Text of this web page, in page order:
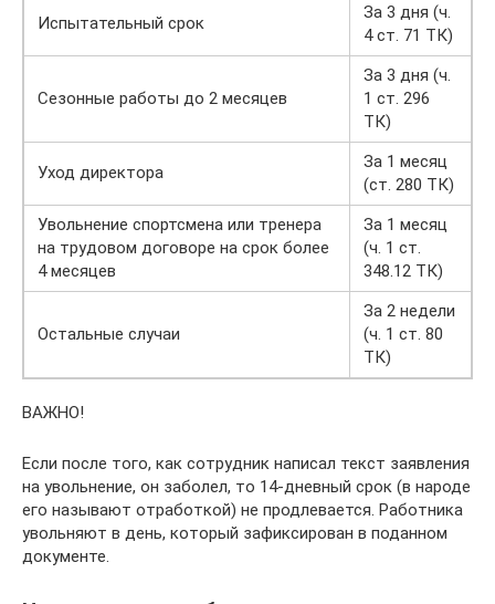
Испытательный срок
За 3 дня (ч.
4 ст. 71 ТК)
Сезонные работы до 2 месяцев
За 3 дня (ч.
1 ст. 296
ТК)
Уход директора
За 1 месяц
(ст. 280 ТК)
Увольнение спортсмена или тренера
на трудовом договоре на срок более
4 месяцев
За 1 месяц
(ч. 1 ст.
348.12 ТК)
Остальные случаи
За 2 недели
(ч. 1 ст. 80
ТК)
ВАЖНО!
Если после того, как сотрудник написал текст заявления
на увольнение, он заболел, то 14-дневный срок (в народе
его называют отработкой) не продлевается. Работника
увольняют в день, который зафиксирован в поданном
документе.